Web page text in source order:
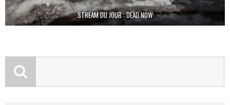
STREAM DU JOUR : DEAD NOW